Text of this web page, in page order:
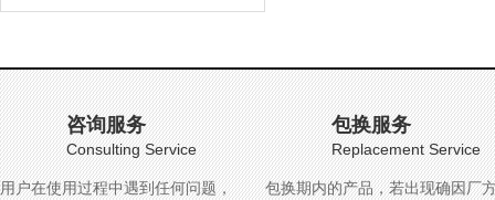
咨询服务
Consulting Service
用户在使用过程中遇到任何问题，
包换服务
Replacement Service
包换期内的产品，若出现确因厂